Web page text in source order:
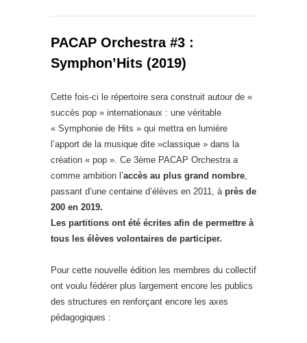
PACAP Orchestra #3 :
Symphon’Hits (2019)
Cette fois-ci le répertoire sera construit autour de «
succès pop » internationaux : une véritable
« Symphonie de Hits » qui mettra en lumière
l’apport de la musique dite »classique » dans la
création « pop ». Ce 3ème PACAP Orchestra a
comme ambition l’accès au plus grand nombre,
passant d’une centaine d’élèves en 2011, à près de
200 en 2019.
Les partitions ont été écrites afin de permettre à
tous les élèves volontaires de participer.
Pour cette nouvelle édition les membres du collectif
ont voulu fédérer plus largement encore les publics
des structures en renforçant encore les axes
pédagogiques :